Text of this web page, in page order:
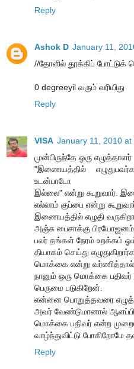
Reply
Ashok D January 11,
//தோளில் தூக்கிப் போட்டுக்
0 degreeyil வரும் வரியிது
Reply
VISA January 11, 2010 at
முன்பிருந்தே ஒரு எழுத்தாளர்
"இணையத்தில்
உடன்பாடோ
இல்லை" என்று கூறுவார்.
எல்லாம் குப்பை என்று
இணையத்தில் எழுதி
அஞ்சு பைசாக்கு
பலர் தங்கள் நேரம் உறக்கம்
தியாகம் செய்து
மொக்கை என்று வர்ணித்தால்
நானும் ஒரு மொக்கை
பெருமை படுகிறேன்.
என்னை பொறுத்தவரை
அவர் வேண்டுமானால்
மொக்கை பதிவர் என்ற
வாழ்ந்துவிட்டு போகிறோமே
Reply